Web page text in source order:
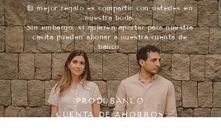
El mejor regalo es compartir con ustedes en
nuestra boda.
Sin embargo, si quieren aportar para nuestra
casita pueden abonar anuestra cuenta de
banco.
PRODUBANCO
CUENTA DE AHORROS